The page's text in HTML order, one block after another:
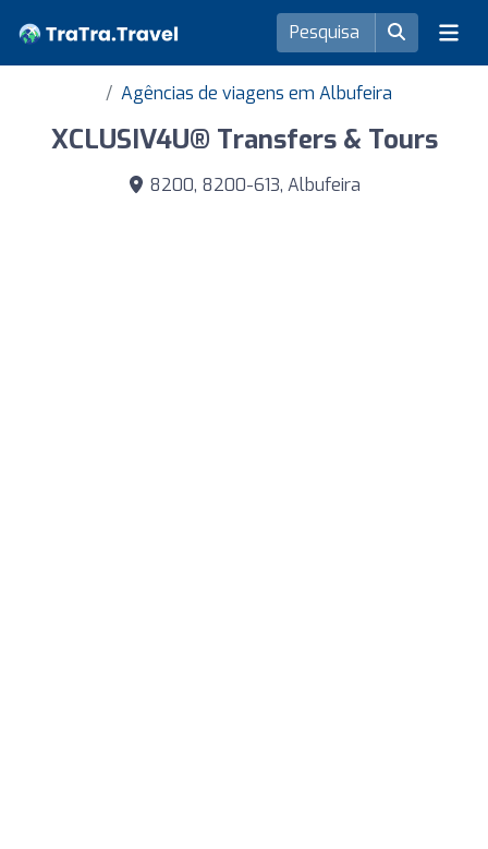
Agências de viagens em Albufeira
XCLUSIV4U®️ Transfers & Tours
8200, 8200-613, Albufeira